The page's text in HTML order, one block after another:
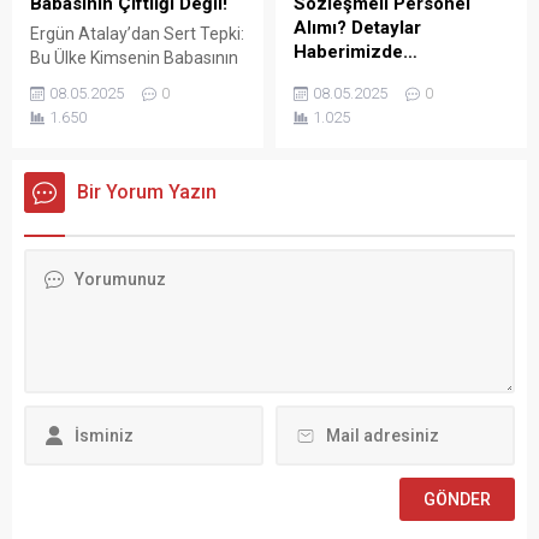
Cumhurbaşkanlığı’na
başvurarak “İşçiden amir
olmaz” ifadesini
kullanmasının...
Ergün Atalay’dan Sert Tepki:
Bu Ülke Kimsenin Babasının
Sendikaları Konfederasyonu
(TÜRK-İŞ) Genel Başkanı
sözleşmelerinde yaşanan
tıkanma ve ekonomik
TÜRK-İŞ Genel Merkezinde
08.05.2025
0
1.650
Alımı? Detaylar
Haberimizde…
BAKANLIĞI Vakıflar Genel
Müdürlüğü SÖZLEŞMELİ
Sosyal Çalışmacı; sözlü
08.05.2025
0
1.025
Bir Yorum Yazın